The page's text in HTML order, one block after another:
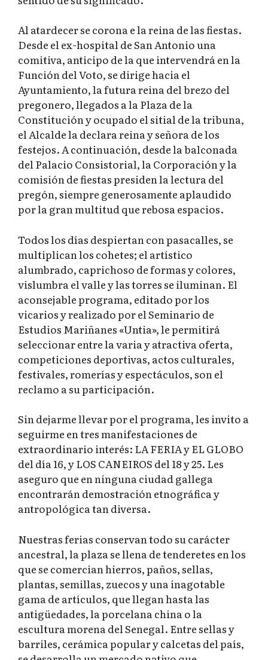
Al atardecer se corona e la reina de las fiestas.
Desde el ex-hospital de San Antonio una
comitiva, anticipo de la que intervendrá en la
Función del Voto, se dirige hacia el
Ayuntamiento, la futura reina del brezo del
pregonero, llegados a la Plaza de la
Constitución y ocupado el sitial de la tribuna,
el Alcalde la declara reina y señora de los
festejos. A continuación, desde la balconada
del Palacio Consistorial, la Corporación y la
comisión de fiestas presiden la lectura del
pregón, siempre generosamente aplaudido
por la gran multitud que rebosa espacios.
Todos los días despiertan con pasacalles, se
multiplican los cohetes; el artístico
alumbrado, caprichoso de formas y colores,
vislumbra el valle y las torres se iluminan. El
aconsejable programa, editado por los
vicarios y realizado por el Seminario de
Estudios Mariñanes «Untia», le permitirá
seleccionar entre la varia y atractiva oferta,
competiciones deportivas, actos culturales,
festivales, romerías y espectáculos, son el
reclamo a su participación.
Sin dejarme llevar por el programa, les invito a
seguirme en tres manifestaciones de
extraordinario interés: LA FERIA y EL GLOBO
del día 16, y LOS CANEIROS del 18 y 25. Les
aseguro que en ninguna ciudad gallega
encontrarán demostración etnográfica y
antropológica tan diversa.
Nuestras ferias conservan todo su carácter
ancestral, la plaza se llena de tenderetes en los
que se comercian hierros, paños, sellas,
plantas, semillas, zuecos y una inagotable
gama de artículos, que llegan hasta las
antigüedades, la porcelana china o la
escultura morena del Senegal. Entre sellas y
barriles, cerámica popular y calcetas del país,